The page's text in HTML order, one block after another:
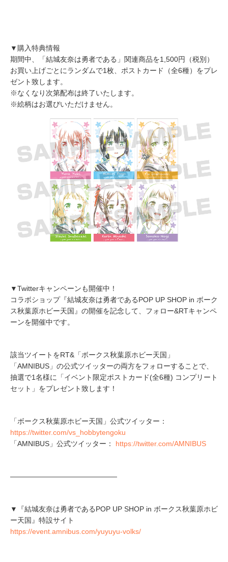
▼購入特典情報
期間中、「結城友奈は勇者である」関連商品を1,500円（税別）
お買い上げごとにランダムで1枚、ポストカード（全6種）をプレ
ゼント致します。
※なくなり次第配布は終了いたします。
※絵柄はお選びいただけません。
▼Twitterキャンペーンも開催中！
コラボショップ『結城友奈は勇者であるPOP UP SHOP in ボーク
ス秋葉原ホビー天国』の開催を記念して、フォロー&RTキャンペ
ーンを開催中です。
該当ツイートをRT&「ボークス秋葉原ホビー天国」
「AMNIBUS」の公式ツイッターの両方をフォローすることで、
抽選で1名様に「イベント限定ポストカード(全6種) コンプリート
セット」をプレゼント致します！
「ボークス秋葉原ホビー天国」公式ツイッター：
https://twitter.com/vs_hobbytengoku
「AMNIBUS」公式ツイッター： https://twitter.com/AMNIBUS
―――――――――――――――
▼『結城友奈は勇者であるPOP UP SHOP in ボークス秋葉原ホビ
ー天国』特設サイト
https://event.amnibus.com/yuyuyu-volks/